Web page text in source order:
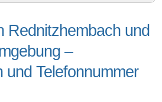
Rednitzhembach und der
guten Hundetrainer aus
Rednitzhembach und
–
und Telefonnummer